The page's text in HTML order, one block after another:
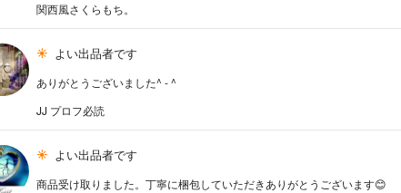
関西風さくらもち。
よい出品者です
ありがとうございました^ - ^
JJ プロフ必読
よい出品者です
商品受け取りました。丁寧に梱包していただきありがとうございます😊